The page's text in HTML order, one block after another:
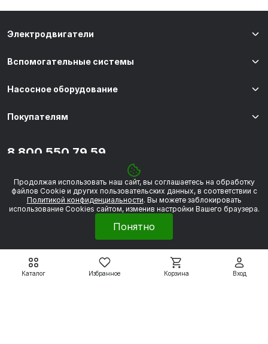
Каталог Избранное Корзина Вход
© 2026 «УЭСК-ТЕХНОЛОГИИ»
Электродвигатели
Вспомогательные системы
Насосное оборудование
Покупателям
8 800 550 79 59
Режим работы
г. Екатеринбург с 09:00 до 18:00
Продолжая использовать наш сайт, вы соглашаетесь на обработку
файлов Сookie и других пользовательских данных, в соответствии с
Политикой конфиденциальности. Вы можете заблокировать
использование Cookies сайтом, изменив настройки Вашего браузера.
Понятно